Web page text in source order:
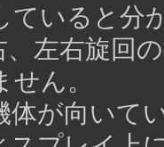
ていると分
、左右旋回
ん。
体が向いて